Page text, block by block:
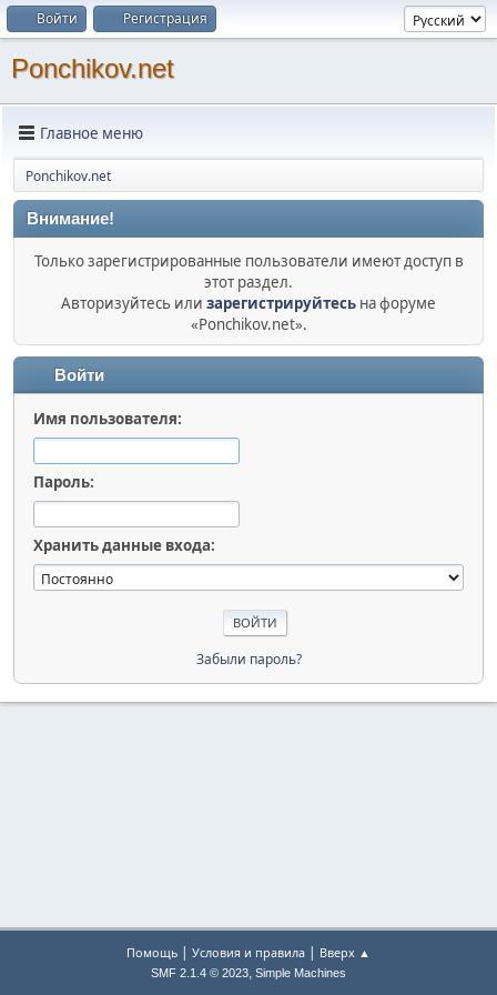
Войти Регистрация
Ponchikov.net
Главное меню
Ponchikov.net
Внимание!
Только зарегистрированные пользователи имеют доступ в
этот раздел.
Авторизуйтесь или зарегистрируйтесь на форуме
«Ponchikov.net».
Войти
Имя пользователя:
Пароль:
Хранить данные входа:
Забыли пароль?
Помощь | Условия и правила | Вверх ▲
SMF 2.1.4 © 2023, Simple Machines